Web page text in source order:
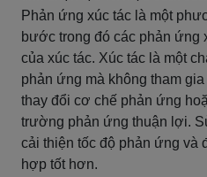
Phản ứng xúc tác là một
bước trong đó các phản ứng
của xúc tác. Xúc tác là một
phản ứng mà không tham
thay đổi cơ chế phản ứng
trường phản ứng thuận lợi.
cải thiện tốc độ phản ứng và
hợp tốt hơn.